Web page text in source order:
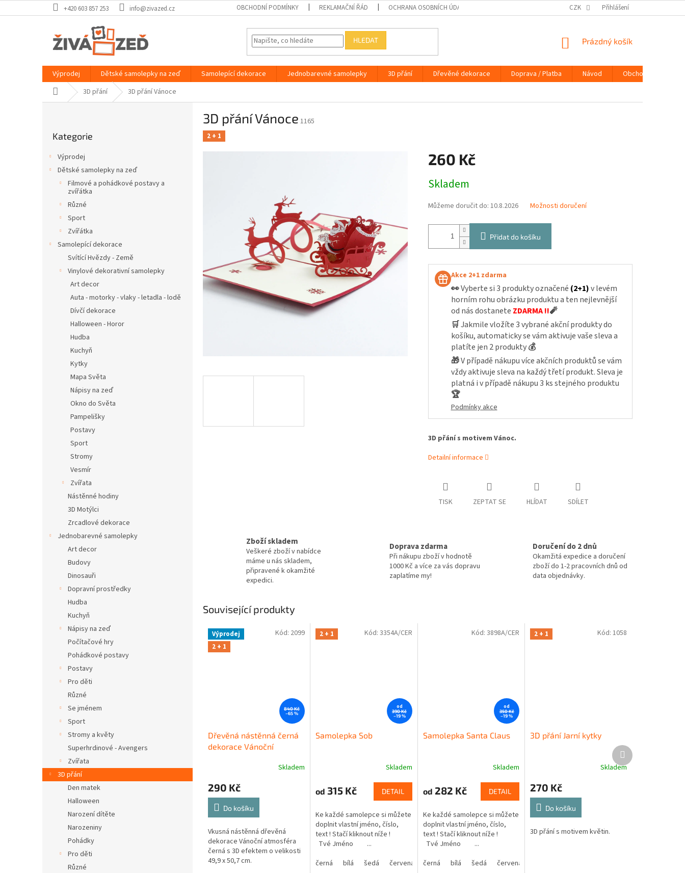
na
+420 603 857 253 info@zivazed.cz OBCHODNÍ PODMÍNKY REKLAMAČNÍ ŘÁD OCHRANA OSOBNÍCH ÚDAJŮ NÁVOD KONTAKTY
CZK Přihlášení
HLEDAT
NÁKUPNÍ
Prázdný košík
Výprodej Dětské samolepky na zeď Samolepící dekorace Jednobarevné samolepky 3D přání Dřevěné dekorace Doprava / Platba Návod
Obchodní podmínky
Domů 3D přání 3D přání Vánoce
kategorie
Kategorie
Výprodej
Dětské samolepky na zeď
Filmové a pohádkové postavy a
zvířátka
Různé
Sport
Zvířátka
Samolepící dekorace
Svítící Hvězdy - Země
Vinylové dekorativní samolepky
Art decor
Auta - motorky - vlaky - letadla - lodě
Dívčí dekorace
Halloween - Horor
Hudba
Kuchyň
Kytky
Mapa Světa
Nápisy na zeď
Okno do Světa
Pampelišky
Postavy
Sport
Stromy
Vesmír
Zvířata
Nástěnné hodiny
3D Motýlci
Zrcadlové dekorace
Jednobarevné samolepky
Art decor
Budovy
Dinosauři
Dopravní prostředky
Hudba
Kuchyň
Nápisy na zeď
Počítačové hry
Pohádkové postavy
Postavy
Pro děti
Různé
Se jménem
Sport
Stromy a květy
Superhrdinové - Avengers
Zvířata
3D přání
Den matek
Halloween
Narození dítěte
Narozeniny
Pohádky
Pro děti
Různé
3D přání Vánoce 1165
2 + 1
260 Kč
cena:
Skladem
Můžeme doručit do: 10.8.2026 Možnosti doručení
Přidat do košíku
Akce 2+1 zdarma
👀Vyberte si 3 produkty označené (2+1)v levém
horním rohu obrázku produktu a ten nejlevnější
od nás dostanete ZDARMA !!🧨
🛒Jakmile vložíte 3 vybrané akční produkty do
košíku, automaticky se vám aktivuje vaše sleva a
platíte jen 2 produkty💰
🎁V případě nákupu více akčních produktů se vám
vždy aktivuje sleva na každý třetí produkt. Sleva je
platná i v případě nákupu 3 ks stejného produktu
🏆
Podmínky akce
3D přání s motivem Vánoc.
Detailní informace
TISK ZEPTAT SE HLÍDAT SDÍLET
Zboží skladem
Veškeré zboží v nabídce
máme u nás skladem,
připravené k okamžité
expedici.
Doprava zdarma
Při nákupu zboží v hodnotě
1000 Kč a více za vás dopravu
zaplatíme my!
Doručení do 2 dnů
Okamžitá expedice a doručení
zboží do 1-2 pracovních dnů od
data objednávky.
Související produkty
Výprodej
2 + 1
840 Kč
–65 %
Dřevěná nástěnná černá
dekorace Vánoční
Skladem
290 Kč
Do košíku
Vkusná nástěnná dřevěná
dekorace Vánoční atmosféra
černá s 3D efektem o velikosti
49,9 x 50,7 cm.
Kód: 2099 2 + 1
od
390 Kč
–19 %
Samolepka Sob
Skladem
od 315 Kč DETAIL
Ke každé samolepce si můžete
doplnit vlastní jméno, číslo,
text ! Stačí kliknout níže !
Tvé Jméno ...
černá
bílá šedá červená modrá žlutá zelená růžová
Kód: 3354A/CER
od
350 Kč
–19 %
Samolepka Santa Claus
Skladem
od 282 Kč DETAIL
Ke každé samolepce si můžete
doplnit vlastní jméno, číslo,
text ! Stačí kliknout níže !
Tvé Jméno ...
černá
bílá šedá červená
Kód:3898A/CER 2 + 1
3D přání Jarní kytky
Skladem
270 Kč
Do košíku
3D přání s motivem květin.
Kód: 1058
Další
produkt